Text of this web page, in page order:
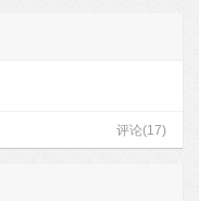
评论(17)